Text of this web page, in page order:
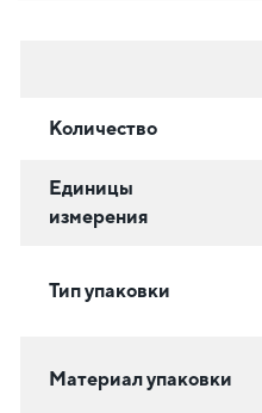
Количество
Единицы
измерения
Тип упаковки
Материал упаковки